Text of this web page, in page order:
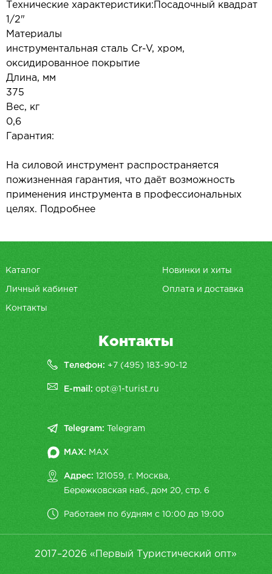
Технические характеристики:Посадочный квадрат
1/2"
Материалы
инструментальная сталь Cr-V, хром,
оксидированное покрытие
Длина, мм
375
Вес, кг
0,6
Гарантия:
На силовой инструмент распространяется
пожизненная гарантия, что даёт возможность
применения инструмента в профессиональных
целях. Подробнее
Каталог Новинки и хиты
Личный кабинет Оплата и доставка
Контакты
Контакты
Телефон: +7 (495) 183-90-12
E-mail:opt@1-turist.ru
Telegram: Telegram
MAX: MAX
Адрес: 121059, г. Москва,
Бережковская наб., дом 20, cтр. 6
Работаем по будням с 10:00 до 19:00
2017–2026 «Первый Туристический опт»